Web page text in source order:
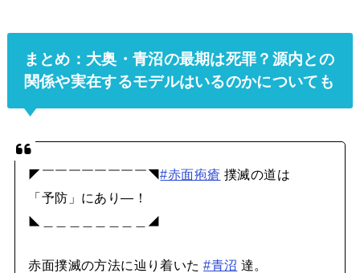
まとめ：大奥・青沼の最期は死罪？源内との
関係や実在するモデルはいるのかについても
◤￣￣￣￣￣￣￣￣◥#赤面疱瘡 撲滅の道は
「予防」にあり―！
◣＿＿＿＿＿＿＿＿◢
赤面撲滅の方法に辿り着いた#青沼 達。